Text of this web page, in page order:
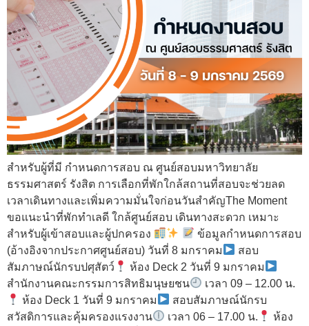
สำหรับผู้ที่มี กำหนดการสอบ ณ ศูนย์สอบมหาวิทยาลัย
ธรรมศาสตร์ รังสิต การเลือกที่พักใกล้สถานที่สอบจะช่วยลด
เวลาเดินทางและเพิ่มความมั่นใจก่อนวันสำคัญThe Moment
ขอแนะนำที่พักทำเลดี ใกล้ศูนย์สอบ เดินทางสะดวก เหมาะ
สำหรับผู้เข้าสอบและผู้ปกครอง
ข้อมูลกำหนดการสอบ
(อ้างอิงจากประกาศศูนย์สอบ) วันที่ 8 มกราคม
สอบ
สัมภาษณ์นักรบปศุสัตว์
ห้อง Deck 2 วันที่ 9 มกราคม
สำนักงานคณะกรรมการสิทธิมนุษยชน
เวลา 09 – 12.00 น.
ห้อง Deck 1 วันที่ 9 มกราคม
สอบสัมภาษณ์นักรบ
สวัสดิการและคุ้มครองแรงงาน
เวลา 06 – 17.00 น.
ห้อง